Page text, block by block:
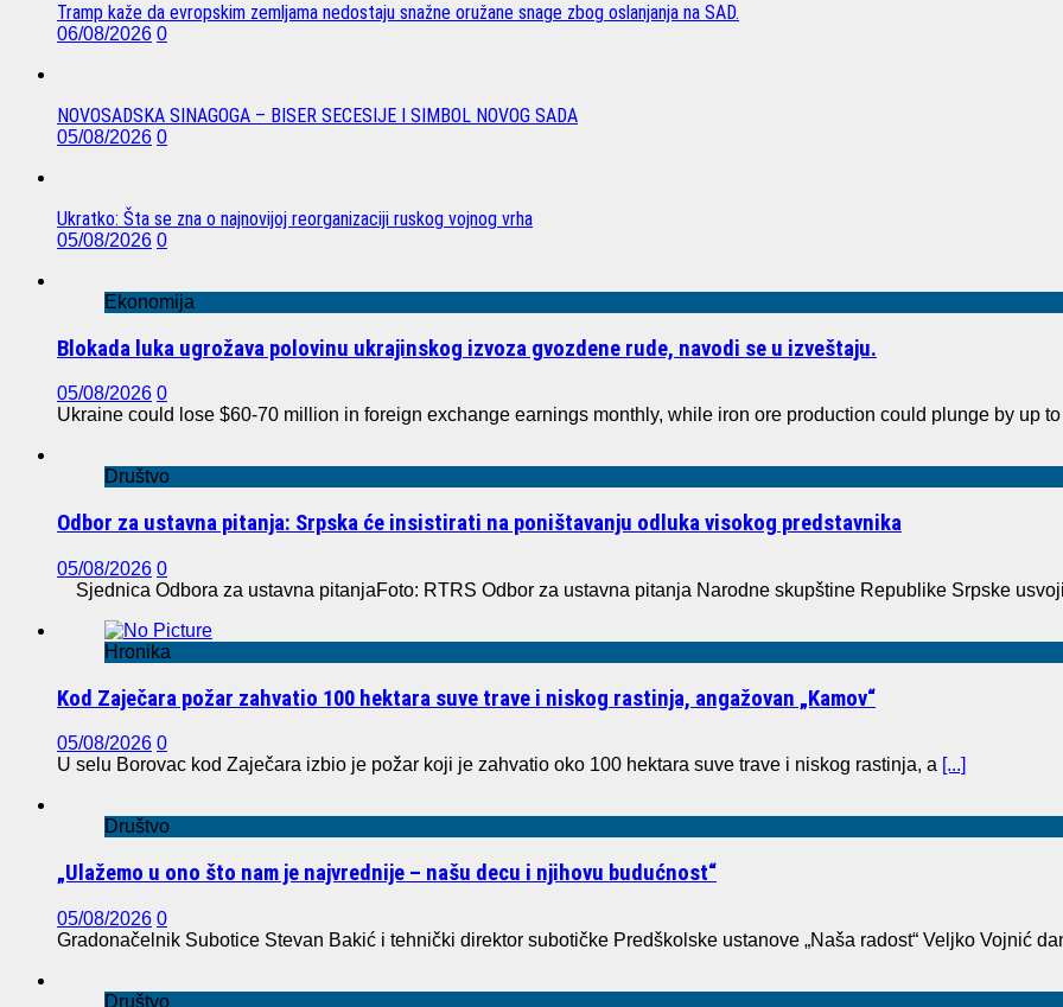
Tramp kaže da evropskim zemljama nedostaju snažne oružane snage zbog oslanjanja na SAD.
06/08/2026 0
NOVOSADSKA SINAGOGA – BISER SECESIJE I SIMBOL NOVOG SADA
05/08/2026 0
Ukratko: Šta se zna o najnovijoj reorganizaciji ruskog vojnog vrha
05/08/2026 0
Ekonomija
Blokada luka ugrožava polovinu ukrajinskog izvoza gvozdene rude, navodi se u izveštaju.
05/08/2026 0
Ukraine could lose $60-70 million in foreign exchange earnings monthly, while iron ore production could plunge by up
Društvo
Odbor za ustavna pitanja: Srpska će insistirati na poništavanju odluka visokog predstavnika
05/08/2026 0
Sjednica Odbora za ustavna pitanjaFoto: RTRS Odbor za ustavna pitanja Narodne skupštine Republike Srpske
Hronika
Kod Zaječara požar zahvatio 100 hektara suve trave i niskog rastinja, angažovan „Kamov“
05/08/2026 0
U selu Borovac kod Zaječara izbio je požar koji je zahvatio oko 100 hektara suve trave i niskog rastinja, a [...]
Društvo
„Ulažemo u ono što nam je najvrednije – našu decu i njihovu budućnost“
05/08/2026 0
Gradonačelnik Subotice Stevan Bakić i tehnički direktor subotičke Predškolske ustanove „Naša radost“ Veljko Vojnić
Društvo